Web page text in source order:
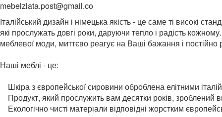
mebelzlata.post@gmail.co
Італійський дизайн і німецька якість - це саме ті високі
які прослужать довгі роки, даруючи тепло і радість
меблевої моди, миттєво реагує на Ваші бажання і постійно
Наші меблі - це:
Шкіра з європейської сировини оброблена елітними
Продукт, який прослужить вам десятки років, зроблений
Екологічно чисті матеріали відповідні жорстким